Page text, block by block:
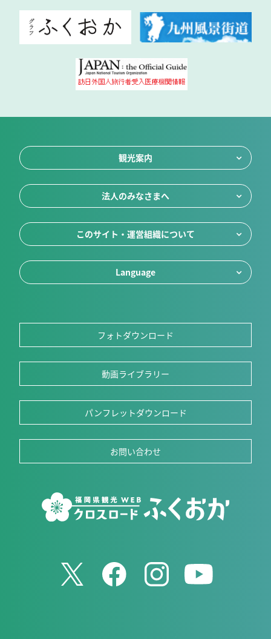
観光案内
法人のみなさまへ
このサイト・運営組織について
Language
フォトダウンロード
動画ライブラリー
パンフレットダウンロード
お問い合わせ